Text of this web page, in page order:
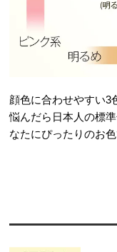
顔色に合わせやすい3
悩んだら日本人の標
なたにぴったりのお